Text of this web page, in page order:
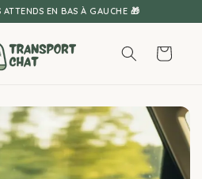
EN BAS À GAUCHE 🎁
Panier